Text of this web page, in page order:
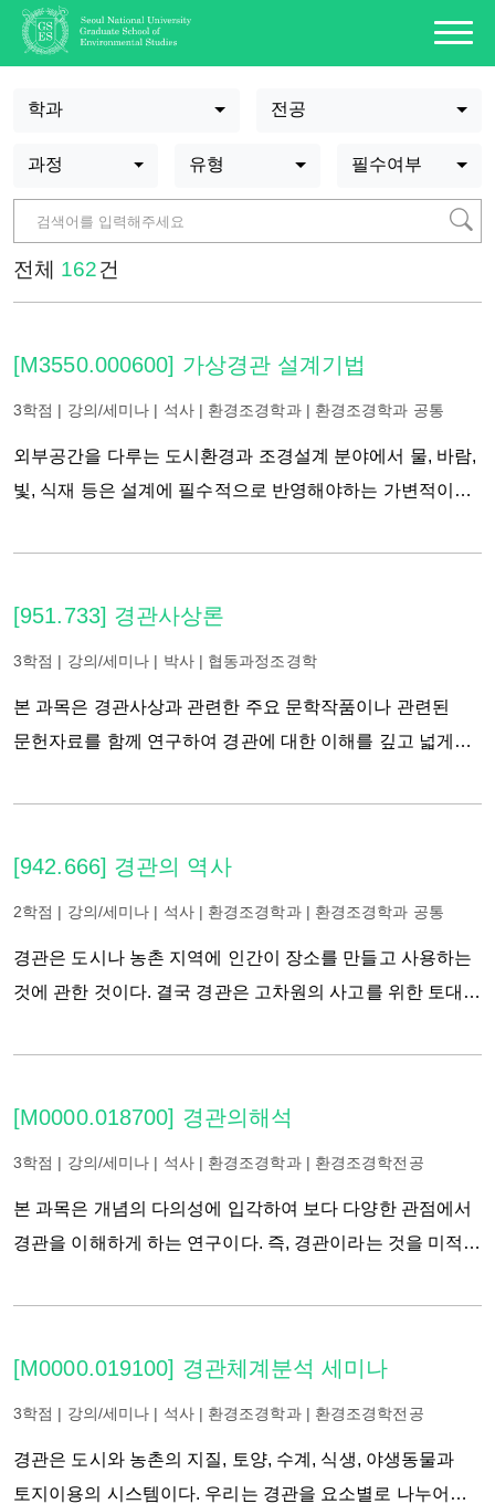
학과 전공
과정 유형 필수여부
전체 162건
[M3550.000600] 가상경관 설계기법
3학점 | 강의/세미나 | 석사 | 환경조경학과 | 환경조경학과 공통
외부공간을 다루는 도시환경과 조경설계 분야에서 물, 바람,
빛, 식재 등은 설계에 필수적으로 반영해야하는 가변적이고
기술과 프로그래밍을 적용하여 환경변화에 반응하거나
강좌는 가상현실(VR) 창작도구를 외부공간의 설계, 분석 및
평가도구로 활용하는 방법을 소개하고, 상호작용이 가능한
조경요소와 환경적 변화에 따른 경관을 시뮬레이션하여
설계과정에서 이를 효율적으로 활용하는 가상경관
[951.733] 경관사상론
3학점 | 강의/세미나 | 박사 | 협동과정조경학
본 과목은 경관사상과 관련한 주요 문학작품이나 관련된
문헌자료를 함께 연구하여 경관에 대한 이해를 깊고 넓게
심층적 이해도를 높여줄 것으로 기대되며, 기존의 조경과
이론적으로 충실한 연구결과를 도출하는데 도움을 줄
것으로 생각된다. 본 강좌는 경관과 관련한 고전들, 현대적
철학 문헌들, 경관을 열린 관점으로 해석한 산문들 중에서
주요부분을 발췌하여 함께 연구하고 생각을 발전시켜나갈
넓힐 수 있을 것으로 생각된다. 본 강좌는 학생들의 토론과
논쟁을 통해 진행될 예정이다. 대부분의 문헌들이 영문으로
기본능력을 갖추어야 하며, 원활한 수업진행을 위해
제출하는 발제문 및 토론도 영어로 진행한다.
[942.666] 경관의 역사
2학점 | 강의/세미나 | 석사 | 환경조경학과 | 환경조경학과 공통
경관은 도시나 농촌 지역에 인간이 장소를 만들고 사용하는
것에 관한 것이다. 결국 경관은 고차원의 사고를 위한 토대를
개념적 틀로 활용하여, 다양한 목적과 이유로 인간이 환경을
대해 배우면서 우리는 디자인을 통한 전략에 관한 통찰력을
얻을 수 있다. 이 수업은 경관에 대한 주제별 접근 방식을
취한다. 경관이 자본주의, 사회주의, 유행뿐만 아니라 시간,
계절, 사랑, 권력, 토양조건 등과 같은 요소들에 의해 어떻게
[M0000.018700] 경관의해석
3학점 | 강의/세미나 | 석사 | 환경조경학과 | 환경조경학전공
본 과목은 개념의 다의성에 입각하여 보다 다양한 관점에서
경관을 이해하게 하는 연구이다. 즉, 경관이라는 것을 미적
국한하지 않고, 경관의 다의성을 문화의 관점에서
기존의 고정관념을 탈피할 수 있는 사고의 훈련을
경험함으로써, 조경을 위시한 환경설계의 기초적 소양을
갖추고 경관의 변화관리보존 등에 관련된 다면적 “이슈”를
도출 대응할 수 있는 능력을 얻게 될 것이다.
[M0000.019100] 경관체계분석 세미나
3학점 | 강의/세미나 | 석사 | 환경조경학과 | 환경조경학전공
경관은 도시와 농촌의 지질, 토양, 수계, 식생, 야생동물과
토지이용의 시스템이다. 우리는 경관을 요소별로 나누어